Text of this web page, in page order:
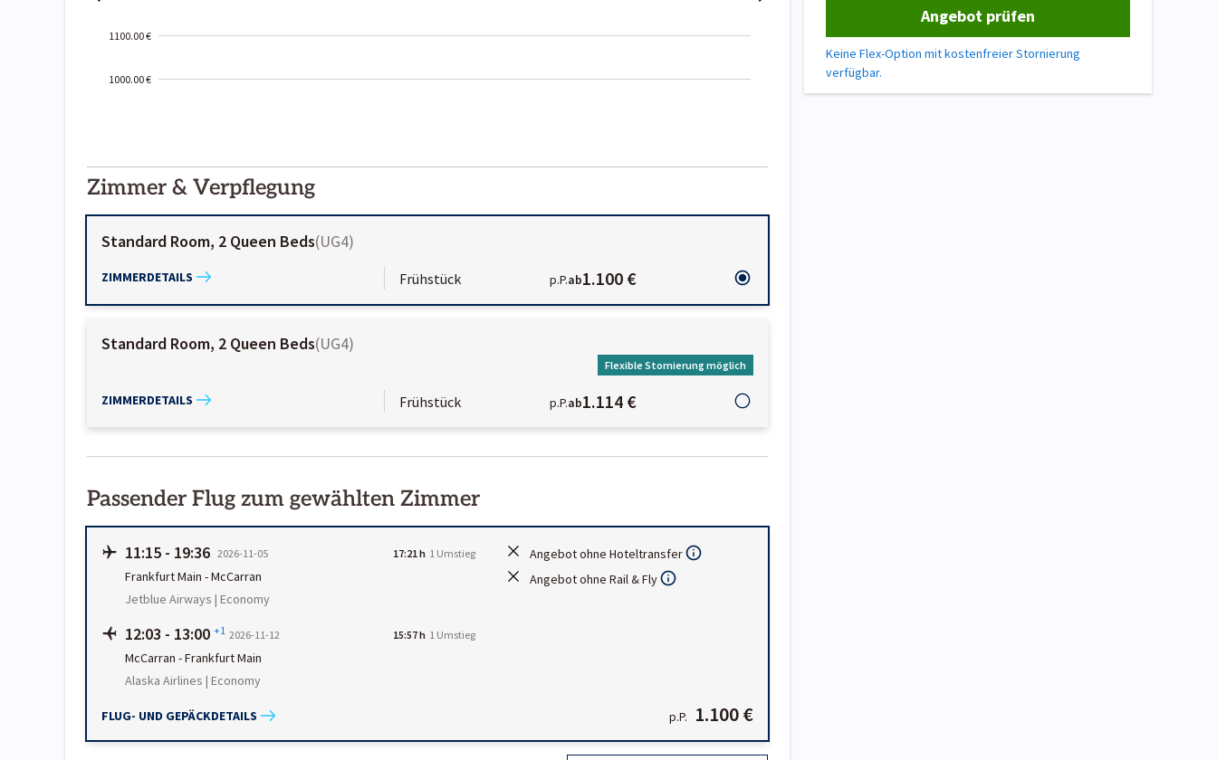
1100.00 €
1000.00 €
01-02
Zimmer & Verpflegung
Standard Room, 2 Queen Beds(UG4)
ZIMMERDETAILS Frühstück p.P.ab1.100 €
Standard Room, 2 Queen Beds(UG4)
Flexible Stornierung möglich
ZIMMERDETAILS Frühstück p.P.ab1.114 €
Passender Flug zum gewählten Zimmer
11:15 - 19:36 2026-11-05 17:21 h 1 Umstieg
Frankfurt Main -McCarran
Jetblue Airways | Economy
12:03 - 13:00 +1 2026-11-12 15:57 h 1 Umstieg
McCarran -Frankfurt Main
Alaska Airlines | Economy
FLUG- UND GEPÄCKDETAILS
Angebot ohne Hoteltransfer
Angebot ohne Rail & Fly
p.P. 1.100 €
Angebot prüfen
Keine Flex-Option mit kostenfreier Stornierung
verfügbar.